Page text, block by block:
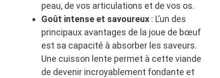
peau, de vos articulations et de vos os.
Goût intense et savoureux : L’un des
principaux avantages de la joue de bœuf
est sa capacité à absorber les saveurs.
Une cuisson lente permet à cette viande
de devenir incroyablement fondante et